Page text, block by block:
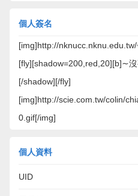
個人簽名
[img]http://
[fly][shadow=200,red,20][b]∼
[/shadow][/fly]
[img]http://scie.com.tw/colin/
0.gif[/img]
個人資料
UID